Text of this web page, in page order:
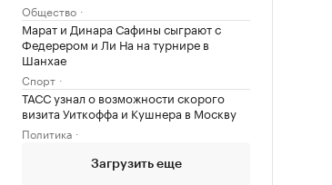
Общество
Марат и Динара Сафины сыграют с
Федерером и Ли На на турнире в
Шанхае
Спорт
ТАСС узнал о возможности скорого
визита Уиткоффа и Кушнера в Москву
Политика
Загрузить еще